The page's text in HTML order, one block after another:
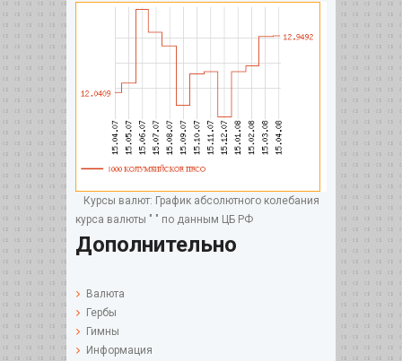
Курсы валют: График абсолютного колебания
курса валюты " " по данным ЦБ РФ
Дополнительно
Валюта
Гербы
Гимны
Информация